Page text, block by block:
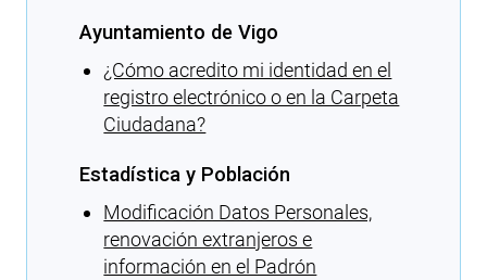
Ayuntamiento de Vigo
¿Cómo acredito mi identidad en el
registro electrónico o en la Carpeta
Ciudadana?
Estadística y Población
Modificación Datos Personales,
renovación extranjeros e
información en el Padrón